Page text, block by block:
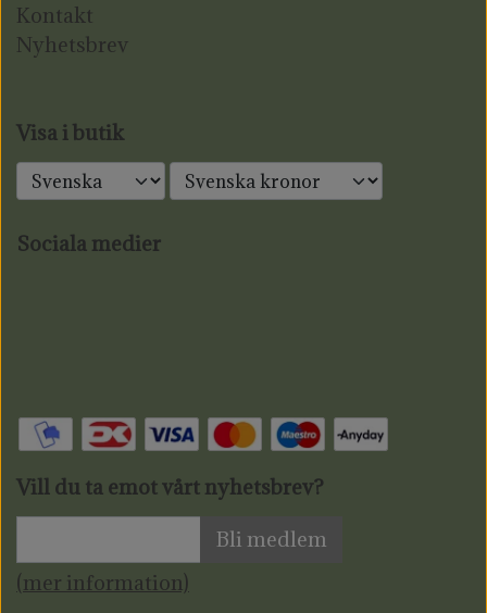
Kontakt
Nyhetsbrev
Visa i butik
Sociala medier
Vill du ta emot vårt nyhetsbrev?
Bli medlem
(mer information)